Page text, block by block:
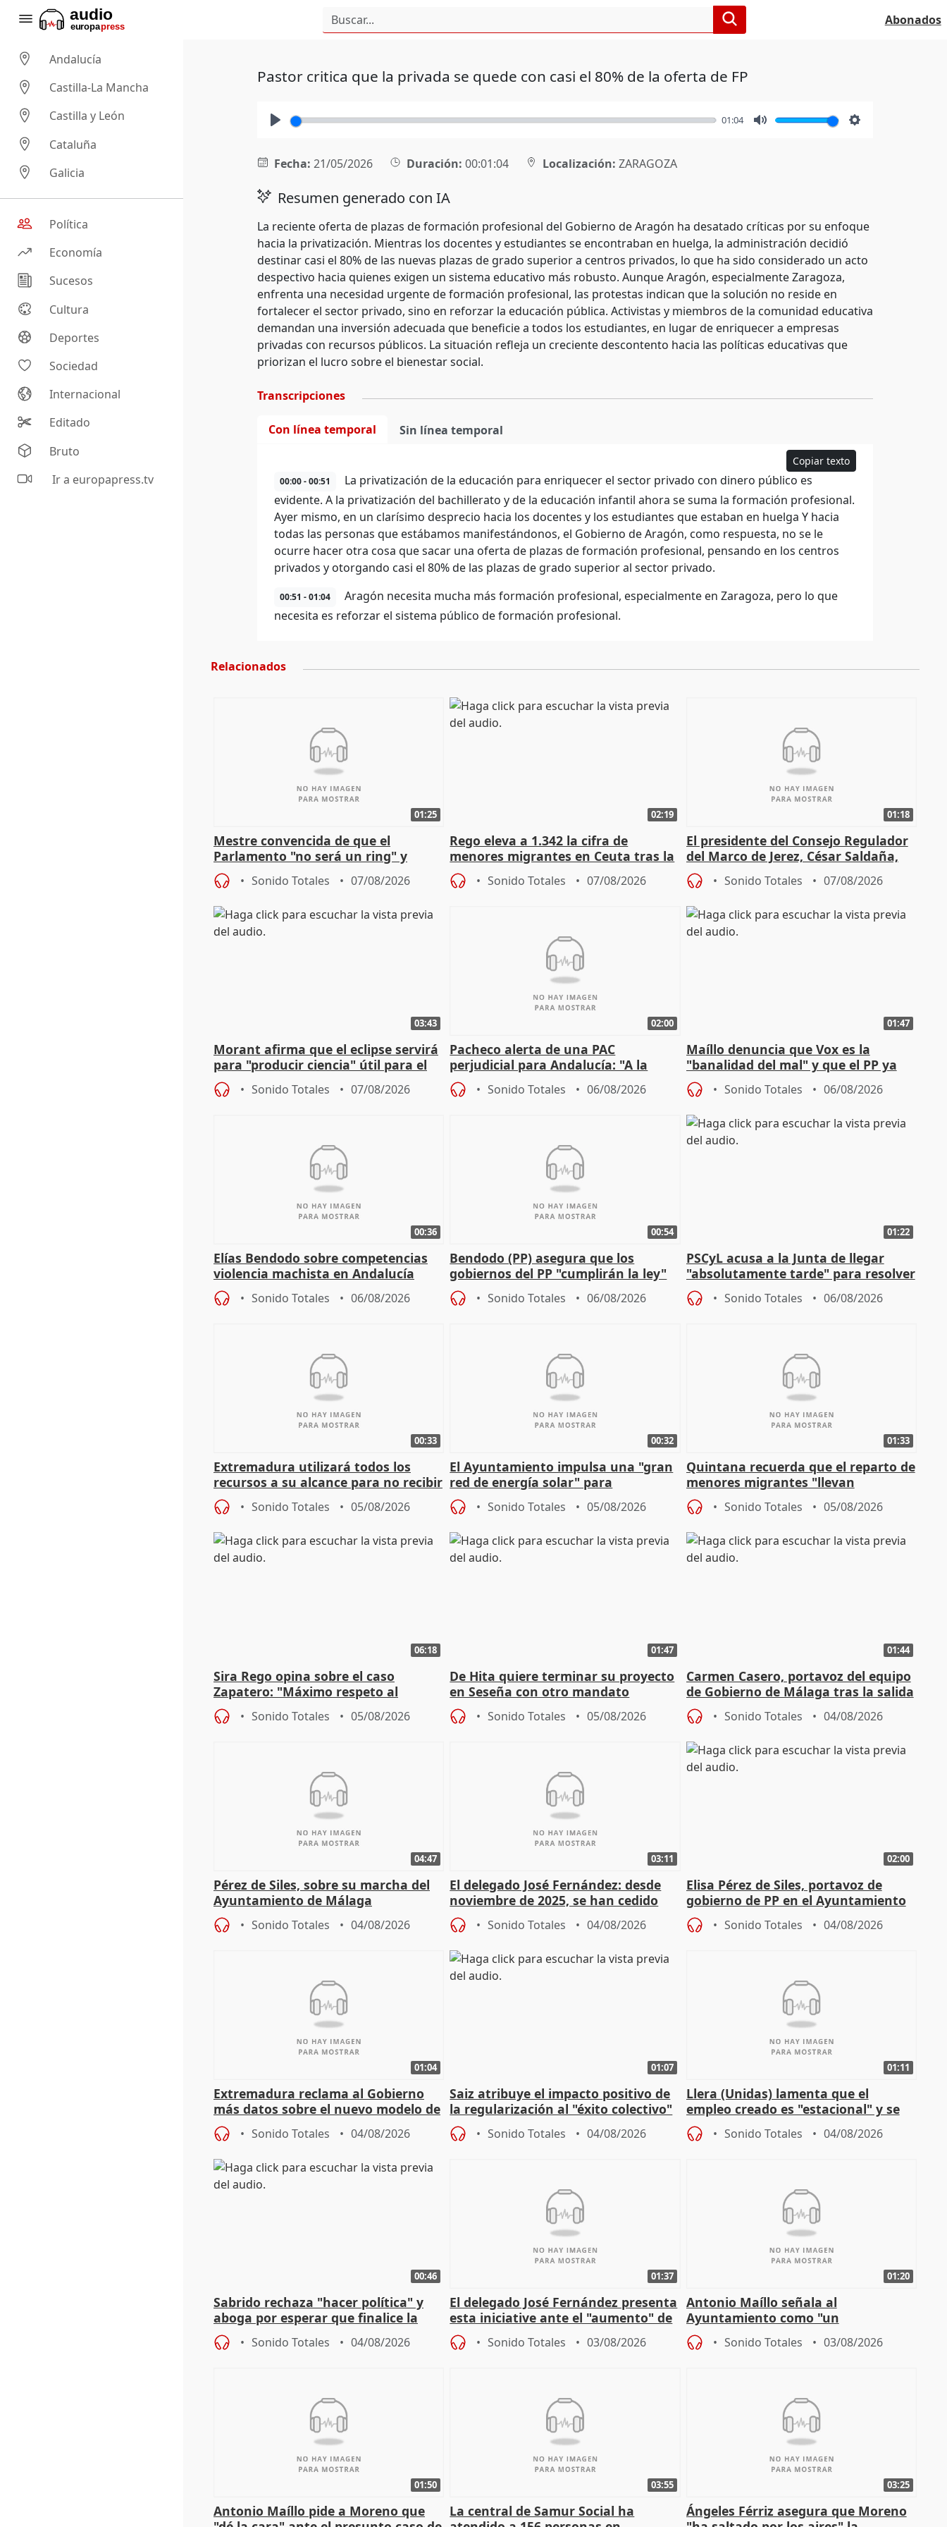
Abonados
Andalucía
Castilla-La Mancha
Castilla y León
Cataluña
Galicia
Política
Economía
Sucesos
Cultura
Deportes
Sociedad
Internacional
Editado
Bruto
Ir a europapress.tv
Pastor critica que la privada se quede con casi el 80% de la oferta de FP
01:04
Fecha: 21/05/2026 Duración: 00:01:04 Localización: ZARAGOZA
Resumen generado con IA
La reciente oferta de plazas de formación profesional del Gobierno de Aragón ha desatado críticas por su enfoque
hacia la privatización. Mientras los docentes y estudiantes se encontraban en huelga, la administración decidió
destinar casi el 80% de las nuevas plazas de grado superior a centros privados, lo que ha sido considerado un acto
despectivo hacia quienes exigen un sistema educativo más robusto. Aunque Aragón, especialmente Zaragoza,
enfrenta una necesidad urgente de formación profesional, las protestas indican que la solución no reside en
fortalecer el sector privado, sino en reforzar la educación pública. Activistas y miembros de la comunidad educativa
demandan una inversión adecuada que beneficie a todos los estudiantes, en lugar de enriquecer a empresas
privadas con recursos públicos. La situación refleja un creciente descontento hacia las políticas educativas que
priorizan el lucro sobre el bienestar social.
Transcripciones
Con línea temporal Sin línea temporal
Copiar texto
00:00 - 00:51
La privatización de la educación para enriquecer el sector privado con dinero público es
evidente. A la privatización del bachillerato y de la educación infantil ahora se suma la formación profesional.
Ayer mismo, en un clarísimo desprecio hacia los docentes y los estudiantes que estaban en huelga Y hacia
todas las personas que estábamos manifestándonos, el Gobierno de Aragón, como respuesta, no se le
ocurre hacer otra cosa que sacar una oferta de plazas de formación profesional, pensando en los centros
privados y otorgando casi el 80% de las plazas de grado superior al sector privado.
00:51 - 01:04
Aragón necesita mucha más formación profesional, especialmente en Zaragoza, pero lo que
necesita es reforzar el sistema público de formación profesional.
Relacionados
01:25
Mestre convencida de que el
Parlamento "no será un ring" y
defiende "estabilidad" del pacto con
Vox
Sonido Totales 07/08/2026
02:19
Rego eleva a 1.342 la cifra de
menores migrantes en Ceuta tras la
entrada masiva
Sonido Totales 07/08/2026
01:18
El presidente del Consejo Regulador
del Marco de Jerez, César Saldaña,
sobre exportaciones
Sonido Totales 07/08/2026
03:43
Morant afirma que el eclipse servirá
para "producir ciencia" útil para el
resto del mundo
Sonido Totales 07/08/2026
02:00
Pacheco alerta de una PAC
perjudicial para Andalucía: "A la
agricultura hay que protegerla"
Sonido Totales 06/08/2026
01:47
Maíllo denuncia que Vox es la
"banalidad del mal" y que el PP ya
asume todas sus tesis
Sonido Totales 06/08/2026
00:36
Elías Bendodo sobre competencias
violencia machista en Andalucía
Sonido Totales 06/08/2026
00:54
Bendodo (PP) asegura que los
gobiernos del PP "cumplirán la ley"
sobre los menores migrantes
Sonido Totales 06/08/2026
01:22
PSCyL acusa a la Junta de llegar
"absolutamente tarde" para resolver
problemas como Newcastle
Sonido Totales 06/08/2026
00:33
Extremadura utilizará todos los
recursos a su alcance para no recibir
más menores migrantes
Sonido Totales 05/08/2026
00:32
El Ayuntamiento impulsa una "gran
red de energía solar" para
autoconsumo
Sonido Totales 05/08/2026
01:33
Quintana recuerda que el reparto de
menores migrantes "llevan
aportación del Gobierno" central
Sonido Totales 05/08/2026
06:18
Sira Rego opina sobre el caso
Zapatero: "Máximo respeto al
proceso judicial"
Sonido Totales 05/08/2026
01:47
De Hita quiere terminar su proyecto
en Seseña con otro mandato
Sonido Totales 05/08/2026
01:44
Carmen Casero, portavoz del equipo
de Gobierno de Málaga tras la salida
de Pérez de Siles
Sonido Totales 04/08/2026
04:47
Pérez de Siles, sobre su marcha del
Ayuntamiento de Málaga
Sonido Totales 04/08/2026
03:11
El delegado José Fernández: desde
noviembre de 2025, se han cedido
9.810 ayudas por nacimiento
Sonido Totales 04/08/2026
02:00
Elisa Pérez de Siles, portavoz de
gobierno de PP en el Ayuntamiento
de Málaga, deja la política
Sonido Totales 04/08/2026
01:04
Extremadura reclama al Gobierno
más datos sobre el nuevo modelo de
financiación
Sonido Totales 04/08/2026
01:07
Saiz atribuye el impacto positivo de
la regularización al "éxito colectivo"
del Gobierno
Sonido Totales 04/08/2026
01:11
Llera (Unidas) lamenta que el
empleo creado es "estacional" y se
"esfumará" al acabar el verano
Sonido Totales 04/08/2026
00:46
Sabrido rechaza "hacer política" y
aboga por esperar que finalice la
investigación del incendio
Sonido Totales 04/08/2026
01:37
El delegado José Fernández presenta
esta iniciative ante el "aumento" de
personas sin hogar en Madri
Sonido Totales 03/08/2026
01:20
Antonio Maíllo señala al
Ayuntamiento como "un
especulador más" sobre viviendas de
Jiménez Becerril
Sonido Totales 03/08/2026
01:50
Antonio Maíllo pide a Moreno que
03:55
La central de Samur Social ha
03:25
Ángeles Férriz asegura que Moreno